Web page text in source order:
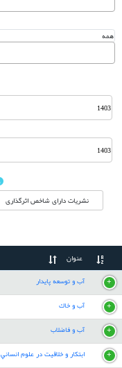
عنوان
آب و توسعه پايدار
آب و خاك
آب و فاضلاب
ابتكار و خلاقيت در علوم انساني